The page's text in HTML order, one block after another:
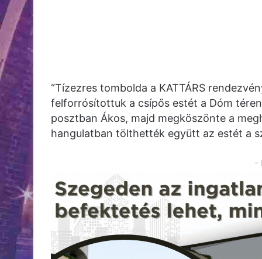
“Tízezres tombolda a KATTÁRS
felforrósítottuk a csípős estét a Dóm
posztban Ákos, majd megköszönte a
hangulatban tölthették együtt az estét a
-